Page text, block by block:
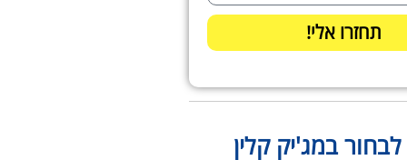
תחזרו אלי!
במג'יק קלין